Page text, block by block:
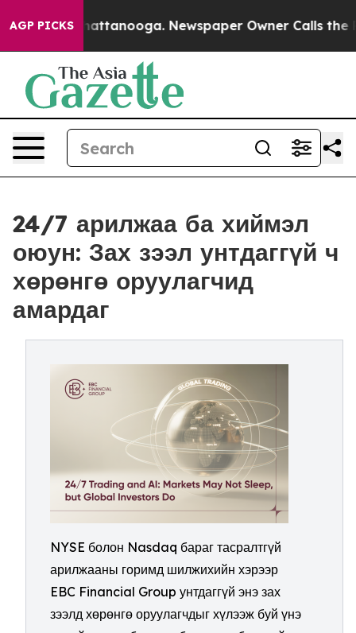
AGP PICKS
in Chattanooga. Newspaper Owner Calls the
24/7 арилжаа ба хиймэл
оюун: Зах зээл унтдаггүй ч
хөрөнгө оруулагчид
амардаг
NYSE болон Nasdaq бараг тасралтгүй
арилжааны горимд шилжихийн хэрээр
EBC Financial Group унтдаггүй энэ зах
зээлд хөрөнгө оруулагчдыг хүлээж буй үнэ